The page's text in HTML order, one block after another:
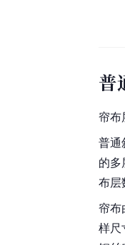
普
帘布
普通
的
布层
帘布
样尺